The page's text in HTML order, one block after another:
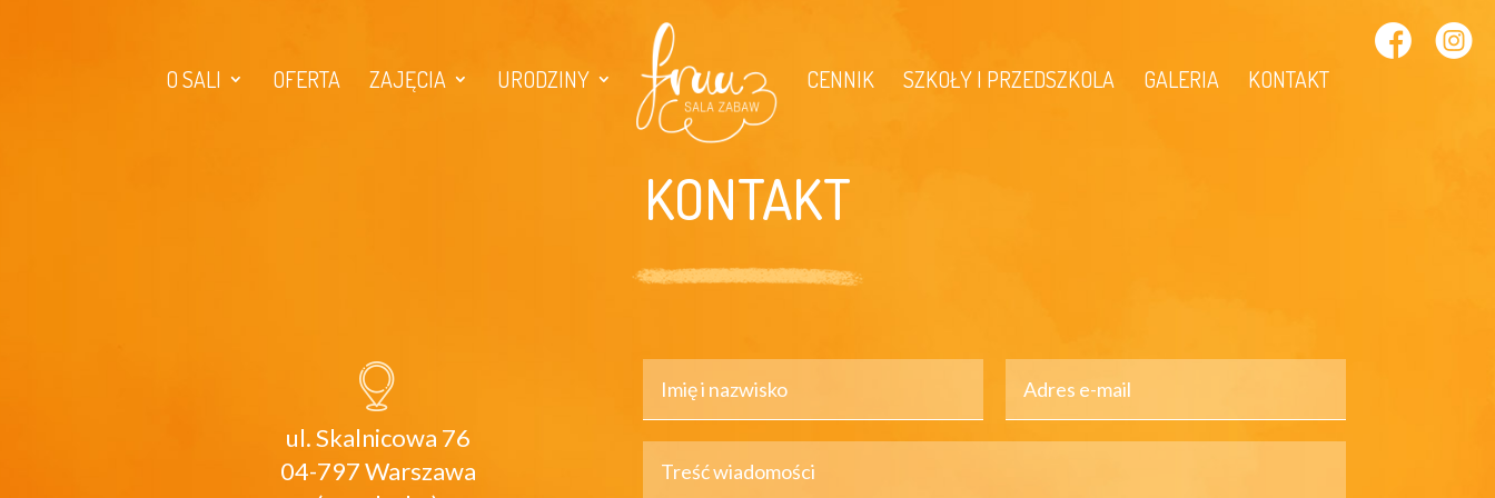
O SALI OFERTA ZAJĘCIA URODZINY CENNIK SZKOŁY I PRZEDSZKOLA GALERIA KONTAKT
KONTAKT
ul. Skalnicowa 76
04-797 Warszawa